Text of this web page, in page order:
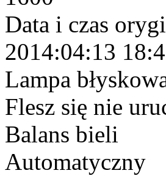
Data i czas
2014:04:13
Lampa
Flesz się nie
Balans bieli
Automatyczny